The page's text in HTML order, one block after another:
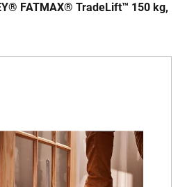
FATMAX® TradeLift™ 150 kg,